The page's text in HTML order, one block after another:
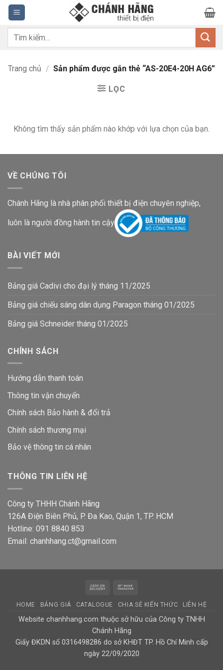
Bỏ
qua
nội
dung
Tìm
Trang chủ / Sản phẩm được gắn thẻ “AS-20E4-20H AG6”
LỌC
Không tìm thấy sản phẩm nào khớp với lựa chọn của bạn.
VỀ CHÚNG TÔI
Chánh Hãng là nhà phân phối thiết bị điện chuyên nghiệp,
luôn là người đồng hành tin cậy
BÀI VIẾT MỚI
Bảng giá Cadivi cho đại lý tháng 11/2025
Bảng giá chiếu sáng dân dụng Paragon tháng 01/2025
Bảng giá Schneider tháng 01/2025
CHÍNH SÁCH
Hướng dẫn thanh toán
Thông tin vận chuyển
Chính sách Bảo hành & đổi trả
Chính sách thương mại
Bảo vệ thông tin cá nhân
THÔNG TIN LIÊN HỆ
Công ty THHH Chánh Hãng
126A Điện Biên Phủ, P. Đa Kao, Quận 1, TP. HCM
Hotline: 091 8840 853
Email: chanhhang.ct@gmail.com
Cash
Delivery
HOME BẢNG GIÁ CATALOGUE CHIA SẺ KIẾN THỨC LIÊN HỆ
Website chanhhang.com thuộc sở hữu của Công ty TNHH
Chánh Hãng
Giấy ĐKDN số 0316498286 do sở KHĐT TP. Hồ Chí Minh cấp
ngày 22/09/2020